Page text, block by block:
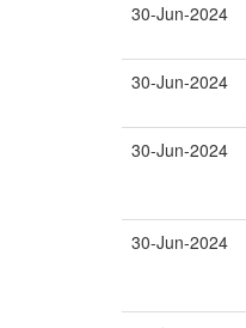
30-Jun-2024
30-Jun-2024
30-Jun-2024
30-Jun-2024